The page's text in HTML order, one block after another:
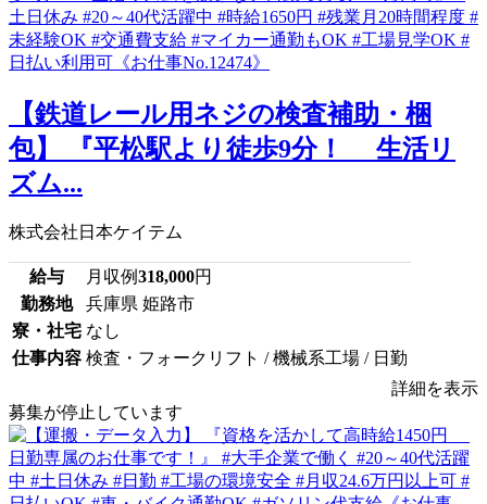
【鉄道レール用ネジの検査補助・梱
包】 『平松駅より徒歩9分！ 生活リ
ズム...
株式会社日本ケイテム
給与 月収例318,000円
勤務地
兵庫県 姫路市
寮・社宅 なし
仕事内容 検査・フォークリフト / 機械系工場 / 日勤
詳細を表示
募集が停止しています